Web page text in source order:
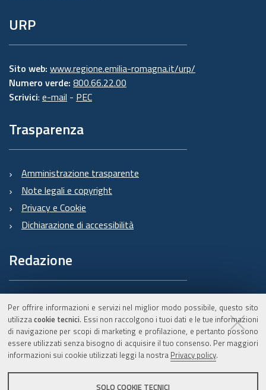
Per offrire informazioni e servizi nel miglior modo possibile, questo sito
utilizzacookie tecnici. Essi non raccolgono i tuoi dati e le tue informazioni
di navigazione per scopi di marketing e profilazione, e pertanto possono
essere utilizzati senza bisogno di acquisire il tuo consenso. Per maggiori
informazioni sui cookie utilizzati leggi la nostra Privacy policy.
SOLO COOKIE TECNICI
URP
Sito web: www.regione.emilia-romagna.it/urp/
Numero verde: 800.66.22.00
Scrivici: e-mail - PEC
Trasparenza
Amministrazione trasparente
Note legali e copyright
Privacy e Cookie
Dichiarazione di accessibilità
Redazione
Informazioni sul Burert
e contatti
C.F. 800.625.903.79